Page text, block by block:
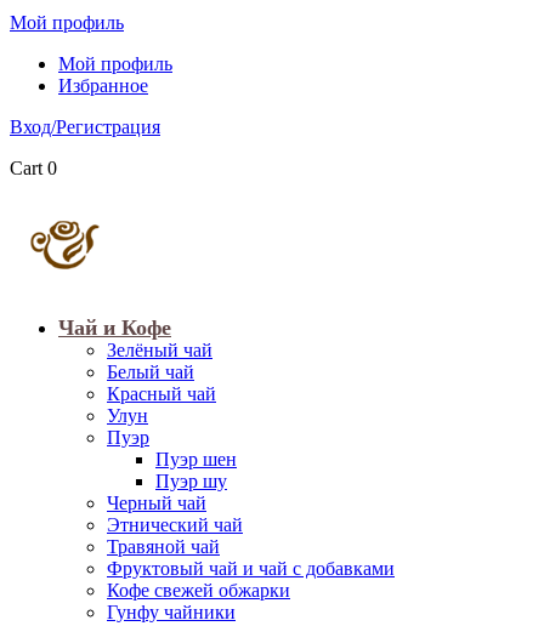
Мой профиль
Мой профиль
Избранное
Вход/Регистрация
Cart 0
Чай и Кофе
Зелёный чай
Белый чай
Красный чай
Улун
Пуэр
Пуэр шен
Пуэр шу
Черный чай
Этнический чай
Травяной чай
Фруктовый чай и чай с добавками
Кофе свежей обжарки
Гунфу чайники